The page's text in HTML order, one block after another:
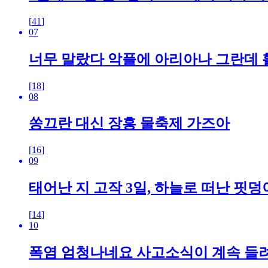
[41]
07
너무 말랐다 악플에 아리아나 그란데
[18]
08
쏭끄란 대신 장흥 물축제 가즈아
[16]
09
태어난 지 고작 3일, 하늘로 떠난 핏
[14]
10
폭염 엄청나네요 사고소식이 계속 들